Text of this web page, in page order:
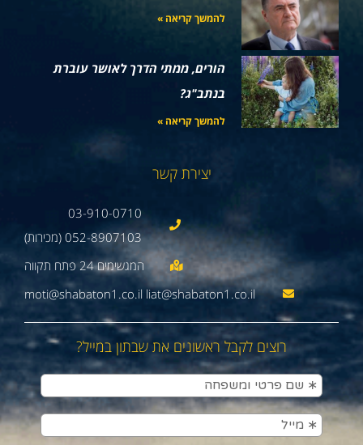
להמשך קריאה »
הורים, ממתי הדרך לאושר עוברת
בנתב"ג?
להמשך קריאה »
יצירת קשר
03-910-0710
052-8907103 (מכירות)
moti@shabaton1.co.il liat@shabaton1.co.il
רוצים לקבל ראשונים את שבתון במייל?